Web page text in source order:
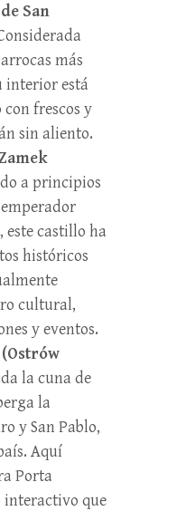
San
más
interior está
frescos y
sin aliento.
a principios
este castillo ha
históricos
cultural,
y eventos.
la cuna de
la
y San Pablo,
Aquí
Porta
interactivo que